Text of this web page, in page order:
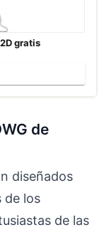
gratis
de
diseñados
de los
de las